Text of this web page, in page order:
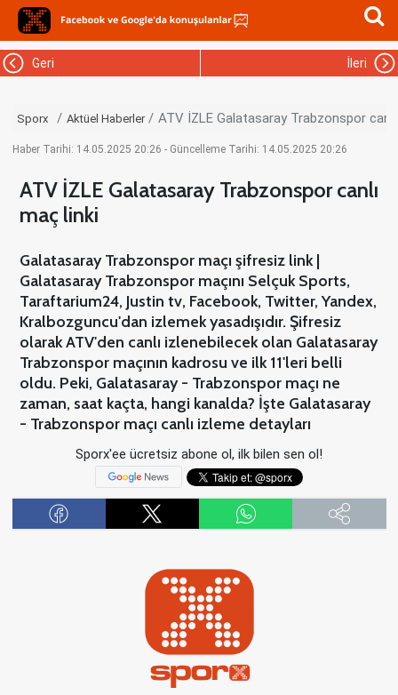
Geri İleri
Sporx Aktüel Haberler ATV İZLE Galatasaray Trabzonspor
Haber Tarihi: 14.05.2025 20:26 - Güncelleme Tarihi: 14.05.2025 20:26
ATV İZLE Galatasaray Trabzonspor canlı
maç linki
Galatasaray Trabzonspor maçı şifresiz link |
Galatasaray Trabzonspor maçını Selçuk Sports,
Taraftarium24, Justin tv, Facebook, Twitter, Yandex,
Kralbozguncu'dan izlemek yasadışıdır. Şifresiz
olarak ATV'den canlı izlenebilecek olan Galatasaray
Trabzonspor maçının kadrosu ve ilk 11'leri belli
oldu. Peki, Galatasaray - Trabzonspor maçı ne
zaman, saat kaçta, hangi kanalda? İşte Galatasaray
- Trabzonspor maçı canlı izleme detayları
Sporx'ee ücretsiz abone ol, ilk bilen sen ol!